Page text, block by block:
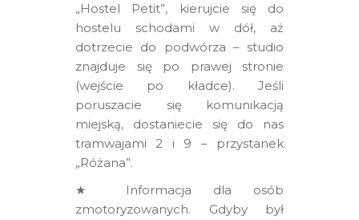
„Hostel Petit”, kierujcie się do
hostelu schodami w dół, aż
dotrzecie do podwórza – studio
znajduje się po prawej stronie
(wejście po kładce). Jeśli
poruszacie się komunikacją
miejską, dostaniecie się do nas
tramwajami 2 i 9 – przystanek
„Różana”.
★ Informacja dla osób
zmotoryzowanych. Gdyby był